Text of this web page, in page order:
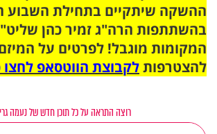
ההשקה שיתקיים בתחילת השבוע
בהשתתפות הרה"ג זמיר כהן
המקומות מוגבל! לפרטים על
להצטרפותלקבוצת הווטסאפ לחצו
רוצה התראה על כל תוכן חדש של נעמה